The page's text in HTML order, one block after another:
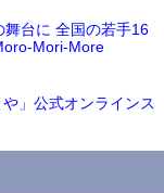
舞台に 全国の若手16
Mori-More
」公式オンラインス